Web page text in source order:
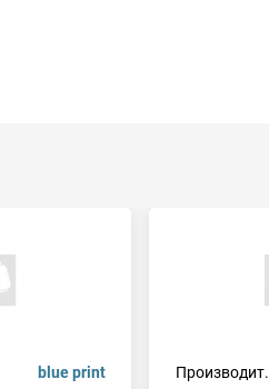
blue print
Производит.